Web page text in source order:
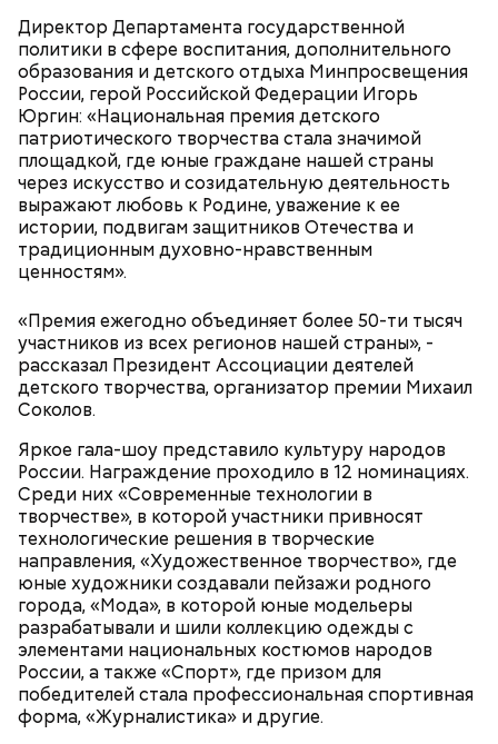
Директор Департамента государственной
политики в сфере воспитания, дополнительного
образования и детского отдыха Минпросвещения
России, герой Российской Федерации Игорь
Юргин: «Национальная премия детского
патриотического творчества стала значимой
площадкой, где юные граждане нашей страны
через искусство и созидательную деятельность
выражают любовь к Родине, уважение к ее
истории, подвигам защитников Отечества и
традиционным духовно-нравственным
ценностям».
«Премия ежегодно объединяет более 50-ти тысяч
участников из всех регионов нашей страны», -
рассказал Президент Ассоциации деятелей
детского творчества, организатор премии Михаил
Соколов.
Яркое гала-шоу представило культуру народов
России. Награждение проходило в 12 номинациях.
Среди них «Современные технологии в
творчестве», в которой участники привносят
технологические решения в творческие
направления, «Художественное творчество», где
юные художники создавали пейзажи родного
города, «Мода», в которой юные модельеры
разрабатывали и шили коллекцию одежды с
элементами национальных костюмов народов
России, а также «Спорт», где призом для
победителей стала профессиональная спортивная
форма, «Журналистика» и другие.
Праздник любви
Праздник любви, или Ту бе-Ав, отмечается в
Израиле как местный аналог Дня святого
Валентина. Влюбленные в этот день делают друг
другу сюрпризы, дарят цветы и подарки,
устраивают свидания и признаются в своих
чувствах. Праздник уходит корнями в далекое
прошлое — во времена существования еврейской
традиции, когда девушки надевали белые платья и
искали себе невест.